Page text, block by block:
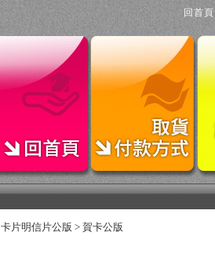
回首頁
卡片明信片公版 > 賀卡公版